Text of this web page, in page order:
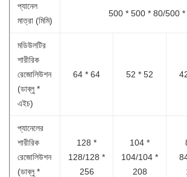
প্যানেল
মাত্রা (মিমি)
500 * 500 * 80/500
মডিউলটির
শারীরিক
রেজোলিউশন
(ডাব্লু *
এইচ)
64 * 64 52 * 52
প্যানেলের
শারীরিক
রেজোলিউশন
(ডাব্লু *
128 *
128/128 *
256
104 *
104/104 *
208